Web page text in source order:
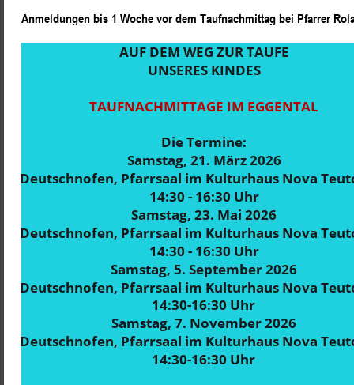
Anmeldungen bis 1 Woche vor dem Taufnachmittag bei Pfarrer
AUF DEM WEG ZUR TAUFE
UNSERES KINDES
TAUFNACHMITTAGE IM EGGENTAL
Die Termine:
Samstag, 21. März 2026
Deutschnofen, Pfarrsaal im Kulturhaus Nova
14:30 - 16:30 Uhr
Samstag, 23. Mai 2026
Deutschnofen, Pfarrsaal im Kulturhaus Nova
14:30 - 16:30 Uhr
Samstag, 5. September 2026
Deutschnofen, Pfarrsaal im Kulturhaus Nova
14:30-16:30 Uhr
Samstag, 7. November 2026
Deutschnofen, Pfarrsaal im Kulturhaus Nova
14:30-16:30 Uhr